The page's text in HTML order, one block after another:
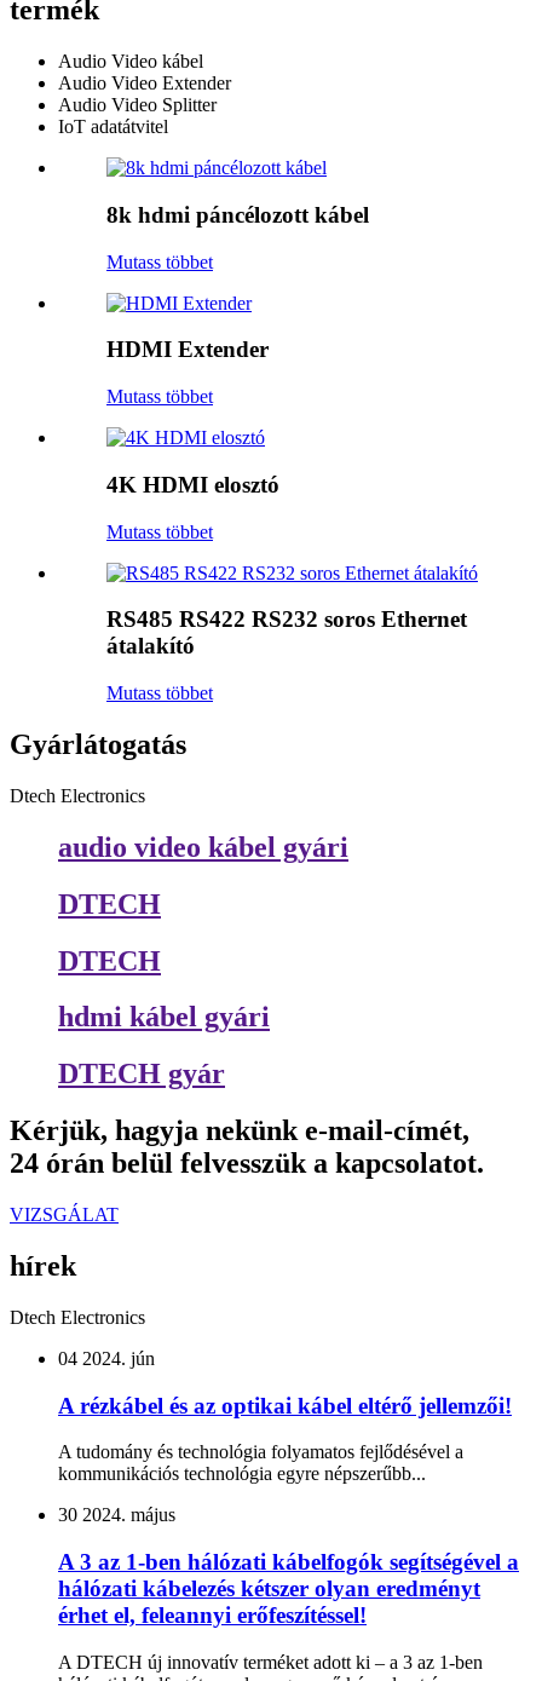
termék
Audio Video kábel
Audio Video Extender
Audio Video Splitter
IoT adatátvitel
8k hdmi páncélozott kábel
Mutass többet
HDMI Extender
Mutass többet
4K HDMI elosztó
Mutass többet
RS485 RS422 RS232 soros Ethernet
átalakító
Mutass többet
Gyárlátogatás
Dtech Electronics
audio video kábel gyári
DTECH
DTECH
hdmi kábel gyári
DTECH gyár
Kérjük, hagyja nekünk e-mail-címét,
24 órán belül felvesszük a kapcsolatot.
VIZSGÁLAT
hírek
Dtech Electronics
04 2024. jún
A rézkábel és az optikai kábel eltérő jellemzői!
A tudomány és technológia folyamatos fejlődésével a
kommunikációs technológia egyre népszerűbb...
30 2024. május
A 3 az 1-ben hálózati kábelfogók segítségével a
hálózati kábelezés kétszer olyan eredményt
érhet el, feleannyi erőfeszítéssel!
A DTECH új innovatív terméket adott ki – a 3 az 1-ben